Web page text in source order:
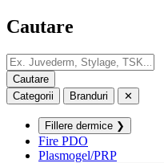
Cautare
Categorii Branduri ✕
Fillere dermice ❯
Fire PDO
Plasmogel/PRP